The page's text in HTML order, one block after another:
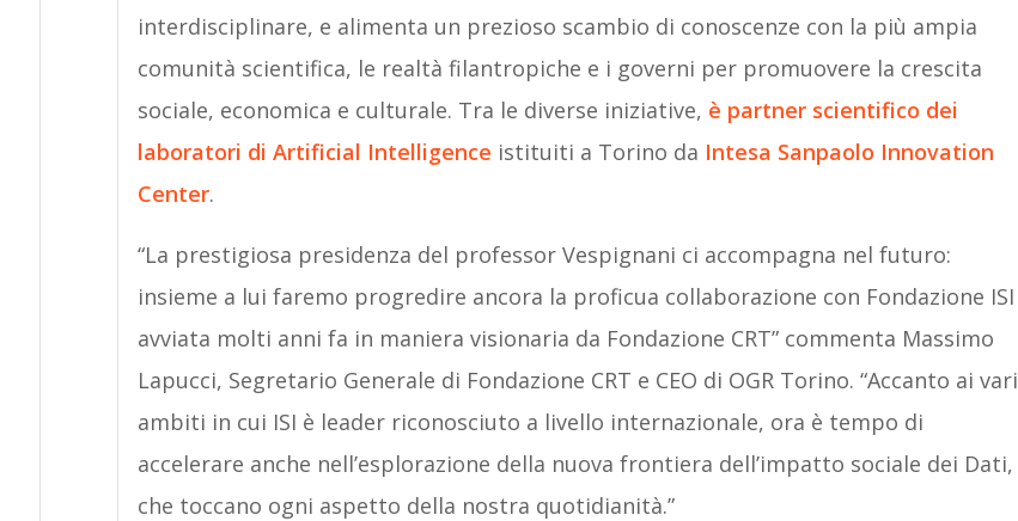
interdisciplinare, e alimenta un prezioso scambio di conoscenze con la più ampia
comunità scientifica, le realtà filantropiche e i governi per promuovere la crescita
sociale, economica e culturale. Tra le diverse iniziative, è partner scientifico dei
laboratori di Artificial Intelligence istituiti a Torino da Intesa Sanpaolo Innovation
Center.
“La prestigiosa presidenza del professor Vespignani ci accompagna nel futuro:
insieme a lui faremo progredire ancora la proficua collaborazione con Fondazione ISI
avviata molti anni fa in maniera visionaria da Fondazione CRT” commenta Massimo
Lapucci, Segretario Generale di Fondazione CRT e CEO di OGR Torino. “Accanto ai vari
ambiti in cui ISI è leader riconosciuto a livello internazionale, ora è tempo di
accelerare anche nell’esplorazione della nuova frontiera dell’impatto sociale dei Dati,
che toccano ogni aspetto della nostra quotidianità.”